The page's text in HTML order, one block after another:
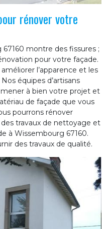
rénover votre
montre des fissures ;
pour votre façade.
l’apparence et les
équipes d’artisans
à bien votre projet et
de façade que vous
pourrons rénover
des travaux de nettoyage et
à Wissembourg 67160.
des travaux de qualité.